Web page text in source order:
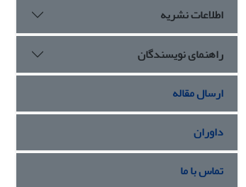
اطلاعات نشریه
راهنمای نویسندگان
ارسال مقاله
داوران
تماس با ما